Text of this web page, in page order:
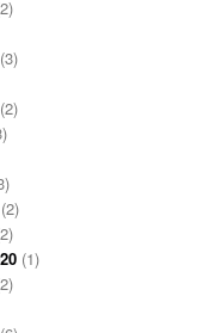
(3)
(2)
(2)
(1)